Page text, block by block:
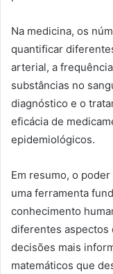
Na medicina, os
quantificar
arterial, a
substâncias no
diagnóstico e o
eficácia de
epidemiológicos.
Em resumo, o
uma ferramenta
conhecimento
diferentes aspectos
decisões mais
matemáticos que